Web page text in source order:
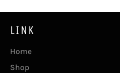
LINK
Home
Shop